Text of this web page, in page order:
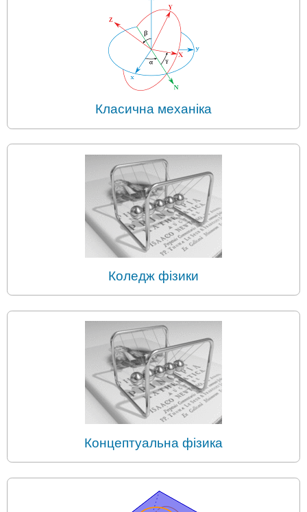
Класична механіка
Коледж фізики
Концептуальна фізика